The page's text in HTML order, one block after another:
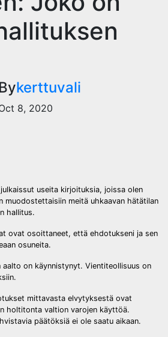
Bykerttuvali
8, 2020
useita kirjoituksia, joissa olen
muodostettaisiin meitä uhkaavan hätätilan
hallitus.
ovat osoittaneet, että ehdotukseni ja sen
osuneita.
aalto on käynnistynyt. Vientiteollisuus on
mittavasta elvytyksestä ovat
holtitonta valtion varojen käyttöä.
päätöksiä ei ole saatu aikaan.